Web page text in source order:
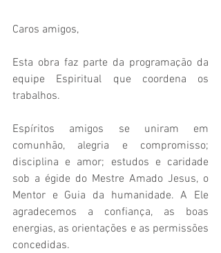
Caros amigos,
Esta obra faz parte da programação da
equipe Espiritual que coordena os
trabalhos.
Espíritos amigos se uniram em
comunhão, alegria e compromisso;
disciplina e amor; estudos e caridade
sob a égide do Mestre Amado Jesus, o
Mentor e Guia da humanidade. A Ele
agradecemos a confiança, as boas
energias, as orientações e as permissões
concedidas.